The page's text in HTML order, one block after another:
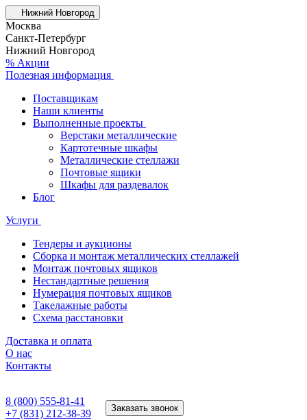
Нижний Новгород
Москва
Санкт-Петербург
Нижний Новгород
% Акции
Полезная информация
Поставщикам
Наши клиенты
Выполненные проекты
Верстаки металлические
Картотечные шкафы
Металлические стеллажи
Почтовые ящики
Шкафы для раздевалок
Блог
Услуги
Тендеры и аукционы
Сборка и монтаж металлических стеллажей
Монтаж почтовых ящиков
Нестандартные решения
Нумерация почтовых ящиков
Такелажные работы
Схема расстановки
Доставка и оплата
О нас
Контакты
8 (800) 555-81-41
+7 (831) 212-38-39
Заказать звонок